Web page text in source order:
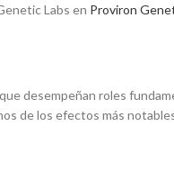
Labs en Proviron
desempeñan roles
de los efectos más